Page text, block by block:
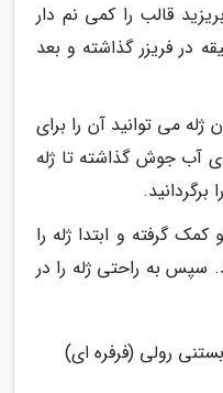
قالب را کمی نم دار
در فریزر گذاشته و بعد
ژله می توانید آن را برای
آب جوش گذاشته تا ژله
کمک گرفته و ابتدا ژله را
سپس به راحتی ژله را در
رولی (فرفره ای)